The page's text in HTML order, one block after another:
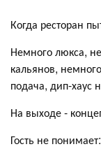
Когда ресторан
Немного люкса,
кальянов,
подача, дип-хаус
На выходе -
Гость не